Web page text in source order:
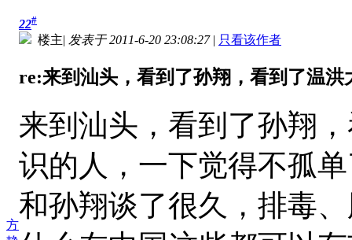
方
22#
楼主| 发表于 2011-6-20 23:08:27 | 只看该作者
re:来到汕头，看到了孙翔，看到了温洪
来到汕头，看到了孙翔
识的人，一下觉得不孤
和孙翔谈了很久，排毒